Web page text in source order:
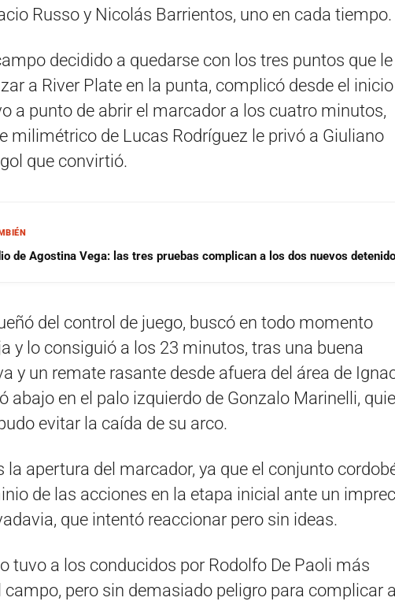
Russo y Nicolás Barrientos, uno en cada tiempo.
decidido a quedarse con los tres puntos que le
a River Plate en la punta, complicó desde el
a punto de abrir el marcador a los cuatro minutos,
milimétrico de Lucas Rodríguez le privó a Giuliano
que convirtió.
de Agostina Vega: las tres pruebas complican a los dos nuevos
del control de juego, buscó en todo momento
y lo consiguió a los 23 minutos, tras una buena
y un remate rasante desde afuera del área de
abajo en el palo izquierdo de Gonzalo Marinelli,
evitar la caída de su arco.
la apertura del marcador, ya que el conjunto
de las acciones en la etapa inicial ante un
que intentó reaccionar pero sin ideas.
tuvo a los conducidos por Rodolfo De Paoli más
campo, pero sin demasiado peligro para complicar a